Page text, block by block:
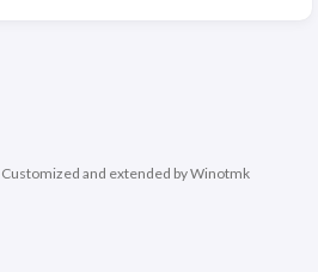
Customized and extended byWinotmk